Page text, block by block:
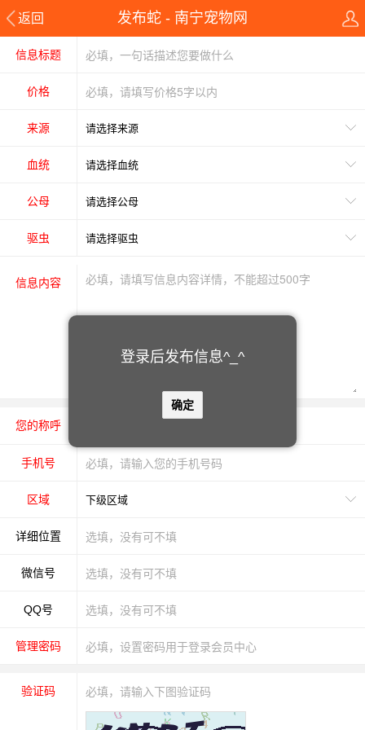
登录后发布信息^_^
确定
返回 发布蛇 - 南宁宠物网
信息标题
价格
来源
血统
公母
驱虫
信息内容
您的称呼
手机号
区域
详细位置
微信号
QQ号
管理密码
验证码